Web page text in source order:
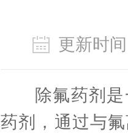
更新时
除氟药剂
药剂，通过与